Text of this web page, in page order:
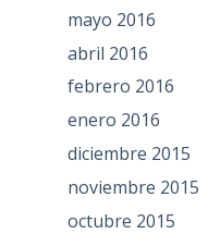
mayo 2016
abril 2016
febrero 2016
enero 2016
diciembre 2015
noviembre 2015
octubre 2015